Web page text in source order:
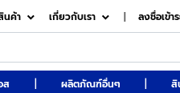
นค้า เกี่ยวกับเรา | ลงชื่อเข้า
ส | ผลิตภัณฑ์อื่นๆ |
สิ